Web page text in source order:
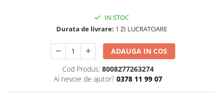
IN STOC
Durata de livrare: 1 ZI LUCRATOARE
ADAUGA IN COS
Cod Produs: 8008277263274
Ai nevoie de ajutor? 0378 11 99 07